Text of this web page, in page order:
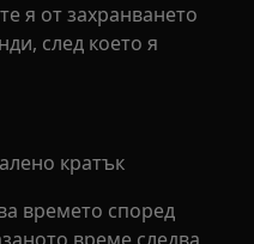
я от захранването
след което я
кратък
времето според